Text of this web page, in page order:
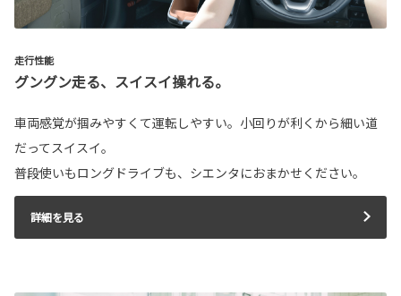
走行性能
グングン走る、スイスイ操れる。
車両感覚が掴みやすくて運転しやすい。小回りが利くから細い道
だってスイスイ。
普段使いもロングドライブも、シエンタにおまかせください。
詳細を見る